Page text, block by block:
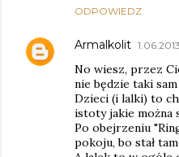
ODPOWIEDZ
Armalkolit
No wiesz, przez
nie będzie taki sam
Dzieci (i lalki) to
istoty jakie
Po obejrzeniu
pokoju, bo stał